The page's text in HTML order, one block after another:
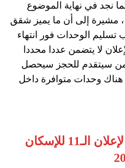
نجد في نهاية الموضوع
، مشيرة إلى أن ما يميز شقق
تسليم الوحدات فور انتهاء
لا يتضمن عددا محددا
سيتقدم للحجز سيحصل
وحدات متوافرة داخل
موعد تسليم شقق الإعلان الـ11 للإسكان